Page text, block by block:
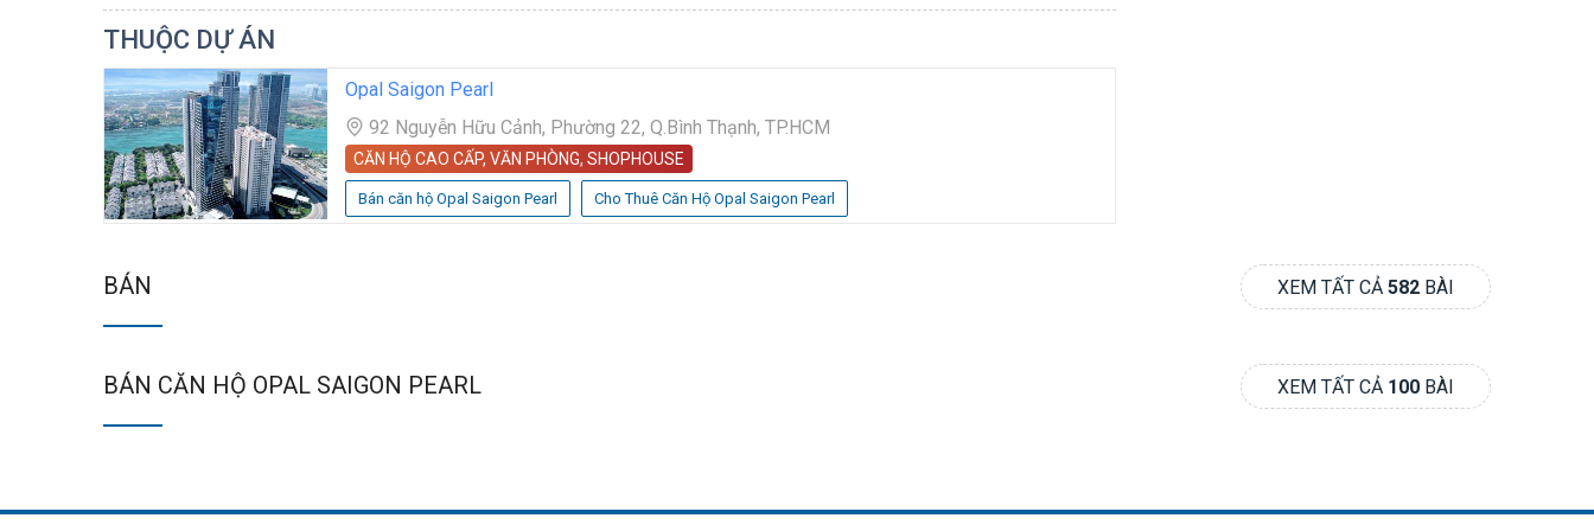
THUỘC DỰ ÁN
Opal Saigon Pearl
92 Nguyễn Hữu Cảnh, Phường 22, Q.Bình Thạnh, TP.HCM
CĂN HỘ CAO CẤP, VĂN PHÒNG, SHOPHOUSE
Bán căn hộ Opal Saigon Pearl Cho Thuê Căn Hộ Opal Saigon Pearl
BÁN XEM TẤT CẢ 582 BÀI
BÁN CĂN HỘ OPAL SAIGON PEARL XEM TẤT CẢ 100 BÀI